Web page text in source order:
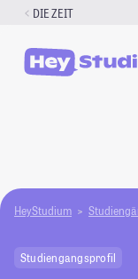
Zum
springen
DIE ZEIT
HeyStudium
Studiengangsprofil